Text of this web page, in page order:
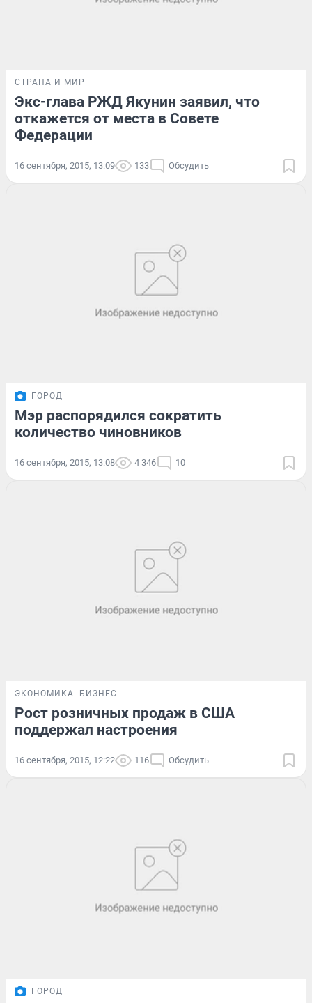
СТРАНА И МИР
Экс-глава РЖД Якунин заявил, что
откажется от места в Совете
Федерации
16 сентября, 2015, 13:09 133 Обсудить
ГОРОД
Мэр распорядился сократить
количество чиновников
16 сентября, 2015, 13:08 4 346 10
ЭКОНОМИКА БИЗНЕС
Рост розничных продаж в США
поддержал настроения
16 сентября, 2015, 12:22 116 Обсудить
ГОРОД